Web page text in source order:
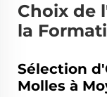
Choix de
la
Sélection
Molles à